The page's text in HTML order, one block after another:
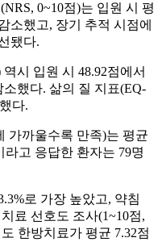
0~10점)는 입원 시 평
소했고, 장기 추적 시점에
됐다.
시 입원 시 48.92점에서
소했다. 삶의 질 지표(EQ-
다.
가까울수록 만족)는 평균
라고 응답한 환자는 79명
로 가장 높았고, 약침
료 선호도 조사(1~10점,
한방치료가 평균 7.32점